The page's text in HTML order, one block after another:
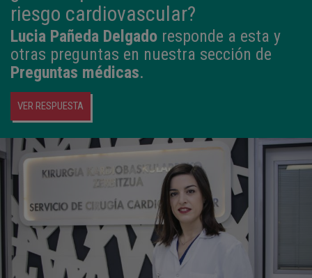
riesgo cardiovascular?
Lucia Pañeda Delgado responde a esta y
otras preguntas en nuestra sección de
Preguntas médicas.
VER RESPUESTA